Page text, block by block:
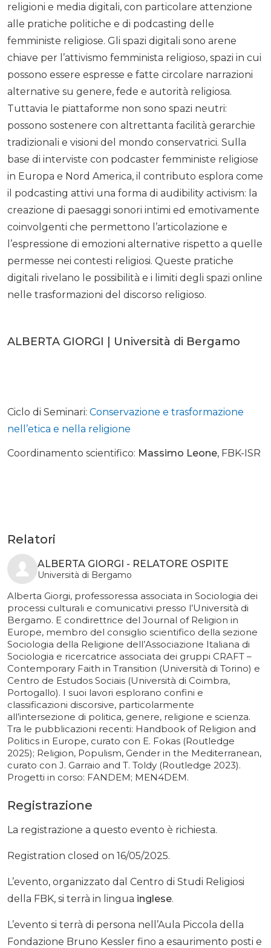
religioni e media digitali, con particolare attenzione
alle pratiche politiche e di podcasting delle
femministe religiose. Gli spazi digitali sono arene
chiave per l’attivismo femminista religioso, spazi in cui
possono essere espresse e fatte circolare narrazioni
alternative su genere, fede e autorità religiosa.
Tuttavia le piattaforme non sono spazi neutri:
possono sostenere con altrettanta facilità gerarchie
tradizionali e visioni del mondo conservatrici. Sulla
base di interviste con podcaster femministe religiose
in Europa e Nord America, il contributo esplora come
il podcasting attivi una forma di audibility activism: la
creazione di paesaggi sonori intimi ed emotivamente
coinvolgenti che permettono l’articolazione e
l’espressione di emozioni alternative rispetto a quelle
permesse nei contesti religiosi. Queste pratiche
digitali rivelano le possibilità e i limiti degli spazi online
nelle trasformazioni del discorso religioso.
ALBERTA GIORGI | Università di Bergamo
Ciclo di Seminari: Conservazione e trasformazione
nell’etica e nella religione
Coordinamento scientifico: Massimo Leone, FBK-ISR
Relatori
ALBERTA GIORGI - RELATORE OSPITE
Università di Bergamo
Alberta Giorgi, professoressa associata in Sociologia dei
processi culturali e comunicativi presso l’Università di
Bergamo. E condirettrice del Journal of Religion in
Europe, membro del consiglio scientifico della sezione
Sociologia della Religione dell’Associazione Italiana di
Sociologia e ricercatrice associata dei gruppi CRAFT –
Contemporary Faith in Transition (Università di Torino) e
Centro de Estudos Sociais (Università di Coimbra,
Portogallo). I suoi lavori esplorano confini e
classificazioni discorsive, particolarmente
all’intersezione di politica, genere, religione e scienza.
Tra le pubblicazioni recenti: Handbook of Religion and
Politics in Europe, curato con E. Fokas (Routledge
2025); Religion, Populism, Gender in the Mediterranean,
curato con J. Garraio and T. Toldy (Routledge 2023).
Progetti in corso: FANDEM; MEN4DEM.
Registrazione
La registrazione a questo evento è richiesta.
Registration closed on 16/05/2025.
L’evento, organizzato dal Centro di Studi Religiosi
della FBK, si terrà in lingua inglese.
L’evento si terrà di persona nell’Aula Piccola della
Fondazione Bruno Kessler fino a esaurimento posti e